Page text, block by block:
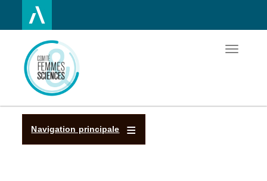
contenu
principal
Toggle
Navigation principale